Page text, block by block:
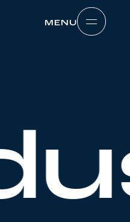
MENU